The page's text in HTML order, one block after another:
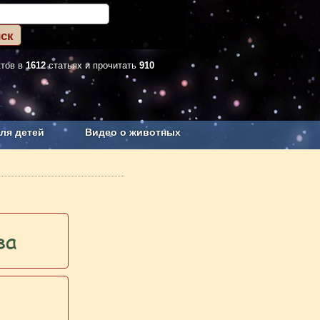
в 1612статьях и прочитать 910
детей Видео о животных